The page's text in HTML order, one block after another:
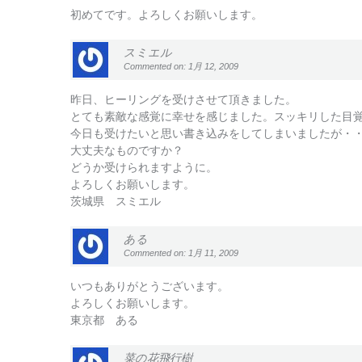
初めてです。よろしくお願いします。
スミエル
Commented on: 1月 12, 2009
昨日、ヒーリングを受けさせて頂きました。
とても素敵な感覚に幸せを感じました。スッキリした目
今日も受けたいと思い書き込みをしてしまいましたが・・
大丈夫なものですか？
どうか受けられますように。
よろしくお願いします。
茨城県 スミエル
ある
Commented on: 1月 11, 2009
いつもありがとうございます。
よろしくお願いします。
東京都 ある
菜の花飛行樹